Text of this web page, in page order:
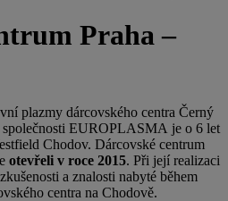
Praha –
plazmy dárcovského centra Černý
EUROPLASMA je o 6 let
Chodov. Dárcovské centrum
otevřeli v roce 2015. Při její realizaci
a znalosti nabyté během
centra na Chodově.